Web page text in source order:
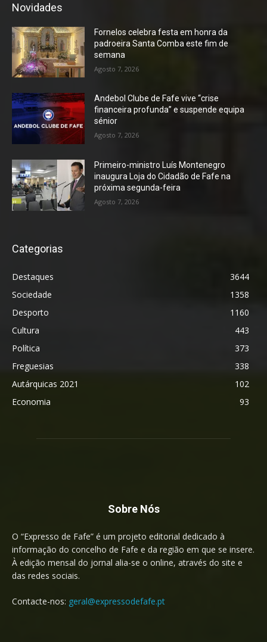
Novidades
Fornelos celebra festa em honra da
padroeira Santa Comba este fim de
semana
Agosto 7, 2026
Andebol Clube de Fafe vive “crise
financeira profunda” e suspende equipa
sénior
Agosto 7, 2026
Primeiro-ministro Luís Montenegro
inaugura Loja do Cidadão de Fafe na
próxima segunda-feira
Agosto 7, 2026
Categorias
Destaques
3644
Sociedade
1358
Desporto
1160
Cultura
443
Política
373
Freguesias
338
Autárquicas 2021
102
Economia
93
Sobre Nós
O “Expresso de Fafe” é um projeto editorial dedicado à
informação do concelho de Fafe e da região em que se insere.
À edição mensal do jornal alia-se o online, através do site e
das redes sociais.
Contacte-nos: geral@expressodefafe.pt